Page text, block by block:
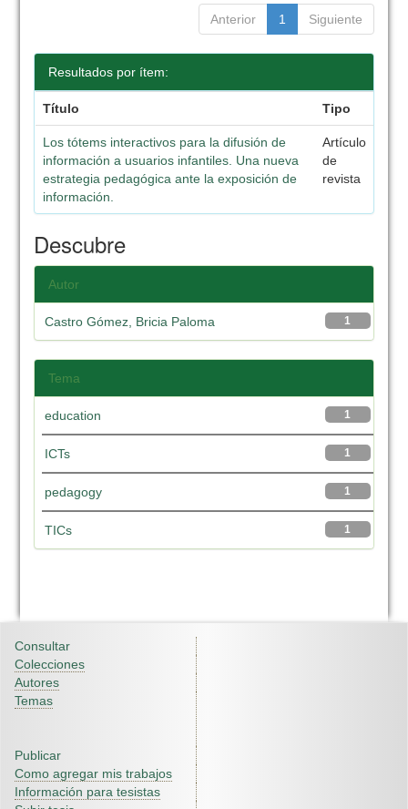
Anterior 1 Siguiente
Resultados por ítem:
Título Tipo
Los tótems interactivos para la difusión de
información a usuarios infantiles. Una nueva
estrategia pedagógica ante la exposición de
información.
Artículo
de
revista
Descubre
Autor
1
Castro Gómez, Bricia Paloma
Tema
1
education
1
ICTs
1
pedagogy
1
TICs
Consultar
Colecciones
Autores
Temas
Publicar
Como agregar mis trabajos
Información para tesistas